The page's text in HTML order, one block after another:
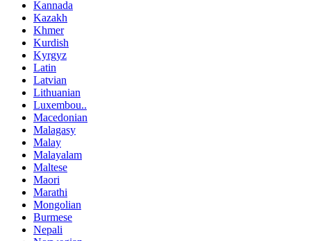
Kannada
Kazakh
Khmer
Kurdish
Kyrgyz
Latin
Latvian
Lithuanian
Luxembou..
Macedonian
Malagasy
Malay
Malayalam
Maltese
Maori
Marathi
Mongolian
Burmese
Nepali